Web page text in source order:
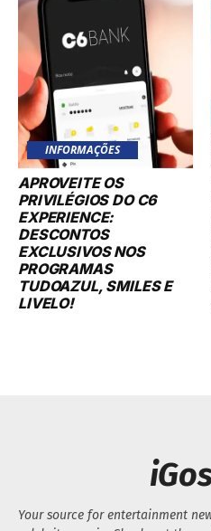
INFORMAÇÕES
APROVEITE OS
PRIVILÉGIOS DO C6
EXPERIENCE:
DESCONTOS
EXCLUSIVOS NOS
PROGRAMAS
TUDOAZUL, SMILES E
LIVELO!
Your source for entertainment